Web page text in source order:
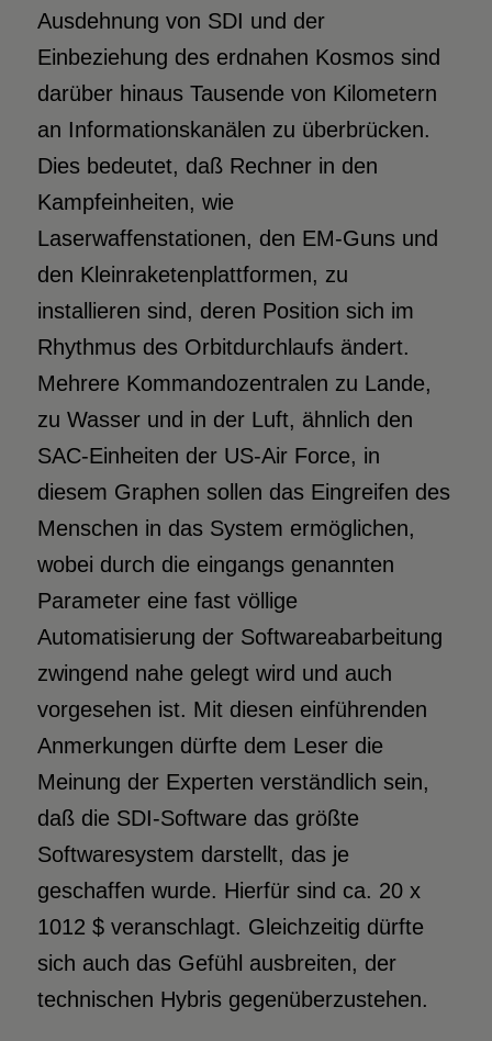
Ausdehnung von SDI und der
Einbeziehung des erdnahen Kosmos sind
darüber hinaus Tausende von Kilometern
an Informationskanälen zu überbrücken.
Dies bedeutet, daß Rechner in den
Kampfeinheiten, wie
Laserwaffenstationen, den EM-Guns und
den Kleinraketenplattformen, zu
installieren sind, deren Position sich im
Rhythmus des Orbitdurchlaufs ändert.
Mehrere Kommandozentralen zu Lande,
zu Wasser und in der Luft, ähnlich den
SAC-Einheiten der US-Air Force, in
diesem Graphen sollen das Eingreifen des
Menschen in das System ermöglichen,
wobei durch die eingangs genannten
Parameter eine fast völlige
Automatisierung der Softwareabarbeitung
zwingend nahe gelegt wird und auch
vorgesehen ist. Mit diesen einführenden
Anmerkungen dürfte dem Leser die
Meinung der Experten verständlich sein,
daß die SDI-Software das größte
Softwaresystem darstellt, das je
geschaffen wurde. Hierfür sind ca. 20 x
1012 $ veranschlagt. Gleichzeitig dürfte
sich auch das Gefühl ausbreiten, der
technischen Hybris gegenüberzustehen.